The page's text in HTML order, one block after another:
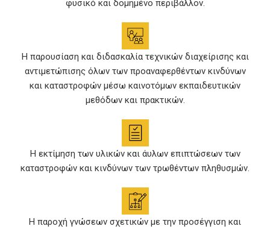
φυσικό και δομημένο περιβάλλον.
Η παρουσίαση και διδασκαλία τεχνικών διαχείρισης και
αντιμετώπισης όλων των προαναφερθέντων κινδύνων
και καταστροφών μέσω καινοτόμων εκπαιδευτικών
μεθόδων και πρακτικών.
Η εκτίμηση των υλικών και άυλων επιπτώσεων των
καταστροφών και κινδύνων των τρωθέντων πληθυσμών.
Η παροχή γνώσεων σχετικών με την προσέγγιση και